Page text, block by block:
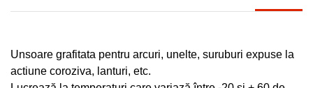
Unsoare grafitata pentru arcuri, unelte, suruburi expuse la
actiune coroziva, lanturi, etc.